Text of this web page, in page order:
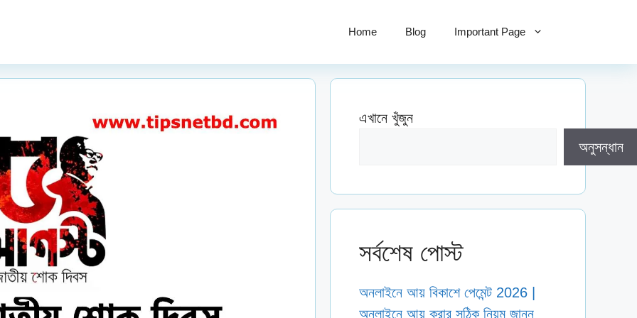
Home Blog Important Page
এখানে খুঁজুন
অনুসন্ধান
সর্বশেষ পোস্ট
অনলাইনে আয় বিকাশে পেমেন্ট 2026 |
অনলাইনে আয় করার সঠিক নিয়ম জানুন